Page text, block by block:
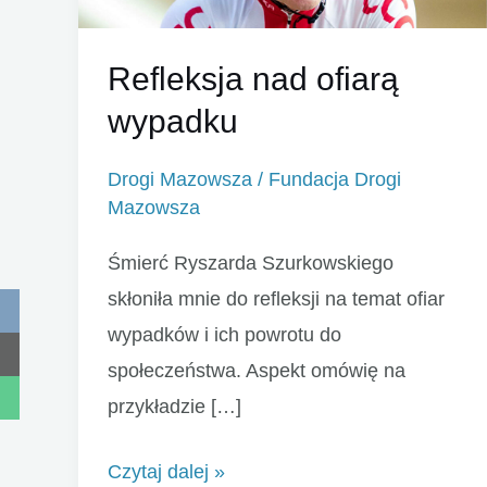
Refleksja nad ofiarą
wypadku
Drogi Mazowsza / Fundacja Drogi
Mazowsza
Śmierć Ryszarda Szurkowskiego
skłoniła mnie do refleksji na temat ofiar
wypadków i ich powrotu do
społeczeństwa. Aspekt omówię na
przykładzie […]
Refleksja
Czytaj dalej »